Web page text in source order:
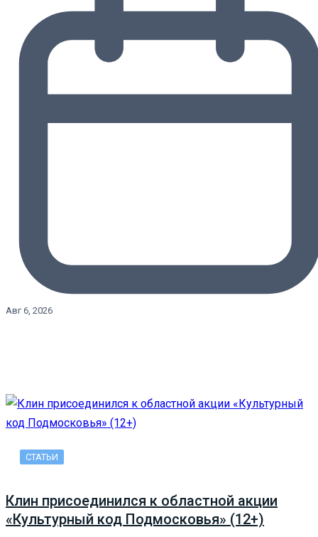
Авг 6, 2026
СТАТЬИ
Клин присоединился к областной акции
«Культурный код Подмосковья» (12+)